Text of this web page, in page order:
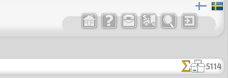
5114